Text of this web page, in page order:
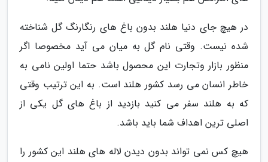
در هیچ جای دنیا هلند بدون باغ های رنگارنگ گل شناخته
شده نیست. وقتی نام گل به میان می آید مخصوصا اگر
منظور بازار وتجارت این محصول باشد حتما اولین نامی به
خاطر انسان می رسد کشور هلند است. به این ترتیب وقتی
که به هلند سفر می کنید بازدید از باغ های گل یکی از
اصلی ترین اهداف شما باید باشد.
هیچ کس نمی تواند بدون دیدن لاله های هلند این کشور را